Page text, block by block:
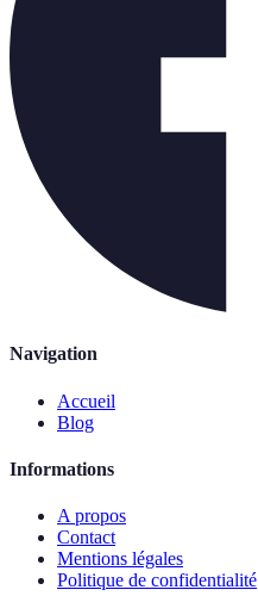
Navigation
Accueil
Blog
Informations
A propos
Contact
Mentions légales
Politique de confidentialité